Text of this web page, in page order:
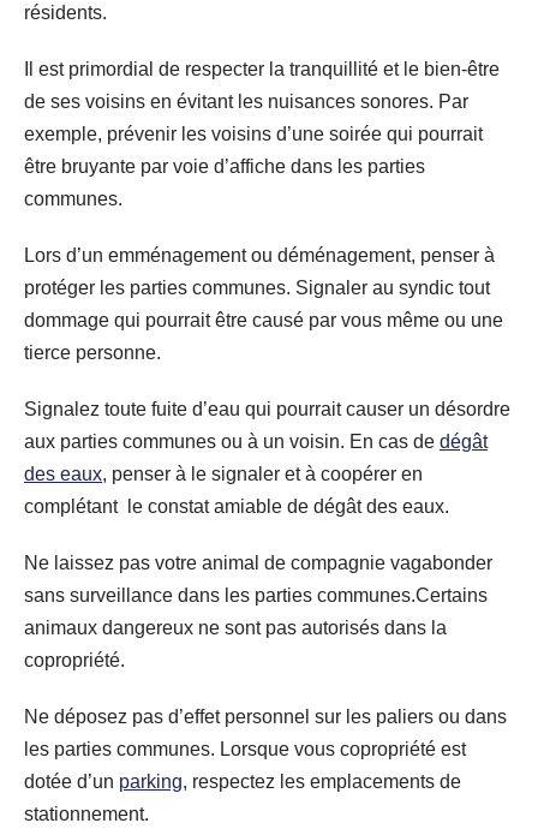
résidents.
Il est primordial de respecter la tranquillité et le bien-être
de ses voisins en évitant les nuisances sonores. Par
exemple, prévenir les voisins d’une soirée qui pourrait
être bruyante par voie d’affiche dans les parties
communes.
Lors d’un emménagement ou déménagement, penser à
protéger les parties communes. Signaler au syndic tout
dommage qui pourrait être causé par vous même ou une
tierce personne.
Signalez toute fuite d’eau qui pourrait causer un désordre
aux parties communes ou à un voisin. En cas de dégât
des eaux, penser à le signaler et à coopérer en
complétant le constat amiable de dégât des eaux.
Ne laissez pas votre animal de compagnie vagabonder
sans surveillance dans les parties communes.Certains
animaux dangereux ne sont pas autorisés dans la
copropriété.
Ne déposez pas d’effet personnel sur les paliers ou dans
les parties communes. Lorsque vous copropriété est
dotée d’un parking, respectez les emplacements de
stationnement.